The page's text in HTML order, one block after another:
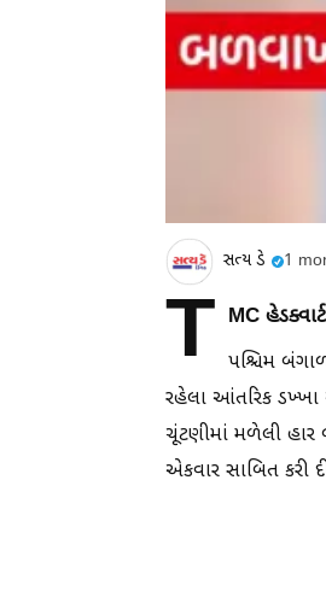
સત્ય ડે 1
T MC
પશ્ચિમ
રહેલા આંતરિક ડખ્ખા
ચૂંટણીમાં મળેલી હાર
એકવાર સાબિત કરી